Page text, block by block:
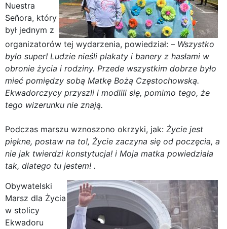
Nuestra
Señora, który
był jednym z
organizatorów tej wydarzenia, powiedział: – Wszystko
było super! Ludzie nieśli plakaty i banery z hasłami w
obronie życia i rodziny. Przede wszystkim dobrze było
mieć pomiędzy sobą Matkę Bożą Częstochowską.
Ekwadorczycy przyszli i modlili się, pomimo tego, że
tego wizerunku nie znają.
Podczas marszu wznoszono okrzyki, jak: Życie jest
piękne, postaw na to!, Życie zaczyna się od poczęcia, a
nie jak twierdzi konstytucja! i Moja matka powiedziała
tak, dlatego tu jestem! .
Obywatelski
Marsz dla Życia
w stolicy
Ekwadoru